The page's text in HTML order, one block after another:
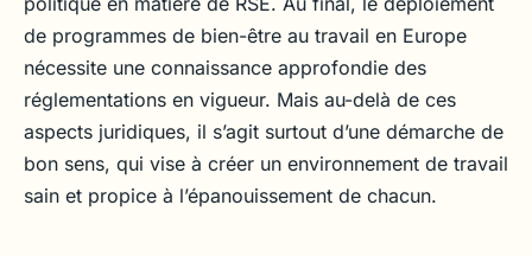
de programmes de bien-être au travail en Europe
nécessite une connaissance approfondie des
réglementations en vigueur. Mais au-delà de ces
aspects juridiques, il s’agit surtout d’une démarche de
bon sens, qui vise à créer un environnement de travail
sain et propice à l’épanouissement de chacun.